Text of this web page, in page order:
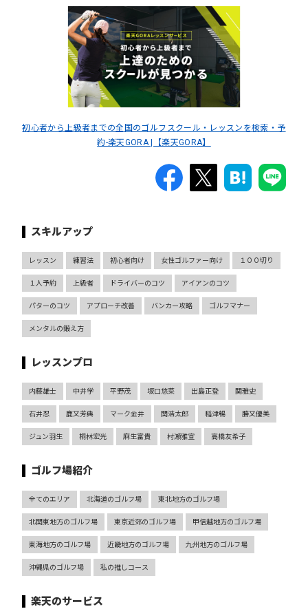
初心者から上級者までの全国のゴルフスクール・レッスンを検索・予
約-楽天GORA |【楽天GORA】
スキルアップ
レッスン 練習法 初心者向け 女性ゴルファー向け １００切り
１人予約 上級者 ドライバーのコツ アイアンのコツ
パターのコツ アプローチ改善 バンカー攻略 ゴルフマナー
メンタルの鍛え方
レッスンプロ
内藤雄士 中井学 平野茂 坂口悠菜 出島正登 関雅史
石井忍 鹿又芳典 マーク金井 関浩太郎 稲津暢 勝又優美
ジュン羽生 桐林宏光 麻生富貴 村瀬雅宣 高橋友希子
ゴルフ場紹介
全てのエリア 北海道のゴルフ場 東北地方のゴルフ場
北関東地方のゴルフ場 東京近郊のゴルフ場 甲信越地方のゴルフ場
東海地方のゴルフ場 近畿地方のゴルフ場 九州地方のゴルフ場
沖縄県のゴルフ場 私の推しコース
楽天のサービス